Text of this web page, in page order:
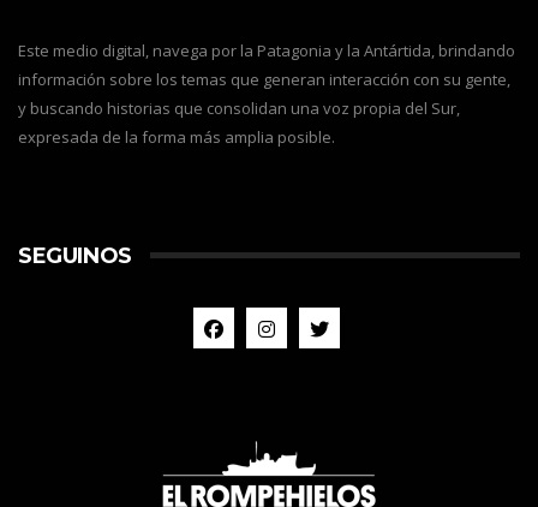
Este medio digital, navega por la Patagonia y la Antártida, brindando
información sobre los temas que generan interacción con su gente,
y buscando historias que consolidan una voz propia del Sur,
expresada de la forma más amplia posible.
SEGUINOS